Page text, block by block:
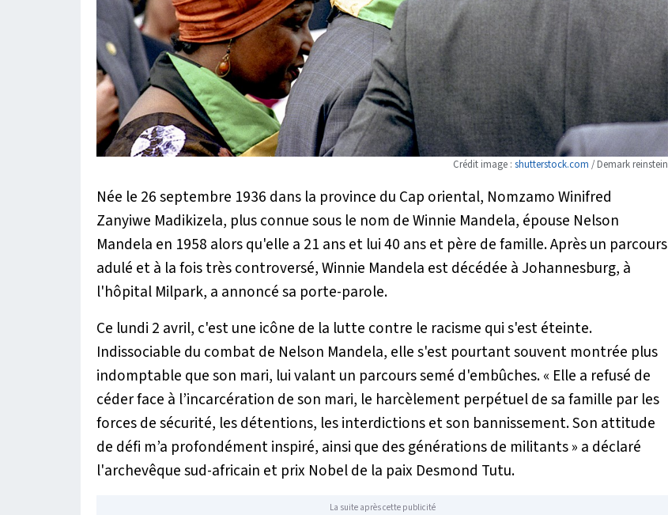
Crédit image :shutterstock.com / Demark reinstein
Née le 26 septembre 1936 dans la province du Cap oriental, Nomzamo Winifred
Zanyiwe Madikizela, plus connue sous le nom de Winnie Mandela, épouse Nelson
Mandela en 1958 alors qu'elle a 21 ans et lui 40 ans et père de famille. Après un parcours
adulé et à la fois très controversé, Winnie Mandela est décédée à Johannesburg, à
l'hôpital Milpark, a annoncé sa porte-parole.
Ce lundi 2 avril, c'est une icône de la lutte contre le racisme qui s'est éteinte.
Indissociable du combat de Nelson Mandela, elle s'est pourtant souvent montrée plus
indomptable que son mari, lui valant un parcours semé d'embûches. « Elle a refusé de
céder face à l’incarcération de son mari, le harcèlement perpétuel de sa famille par les
forces de sécurité, les détentions, les interdictions et son bannissement. Son attitude
de défi m’a profondément inspiré, ainsi que des générations de militants» a déclaré
l'archevêque sud-africain et prix Nobel de la paix Desmond Tutu.
La suite après cette publicité